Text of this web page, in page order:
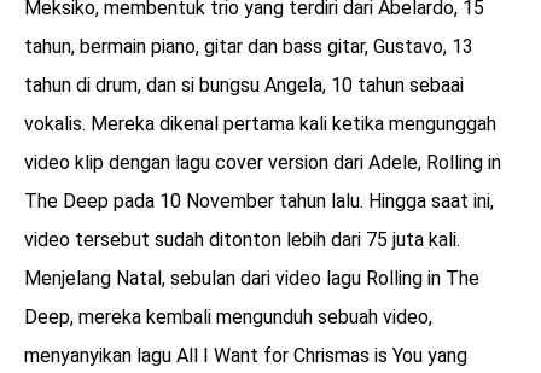
Meksiko, membentuk trio yang terdiri dari Abelardo, 15
tahun, bermain piano, gitar dan bass gitar, Gustavo, 13
tahun di drum, dan si bungsu Angela, 10 tahun sebaai
vokalis. Mereka dikenal pertama kali ketika mengunggah
video klip dengan lagu cover version dari Adele, Rolling in
The Deep pada 10 November tahun lalu. Hingga saat ini,
video tersebut sudah ditonton lebih dari 75 juta kali.
Menjelang Natal, sebulan dari video lagu Rolling in The
Deep, mereka kembali mengunduh sebuah video,
menyanyikan lagu All I Want for Chrismas is You yang